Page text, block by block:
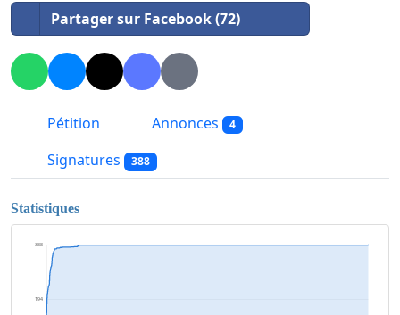
Partager sur Facebook (72)
Pétition Annonces 4
Signatures 388
Statistiques
194
388